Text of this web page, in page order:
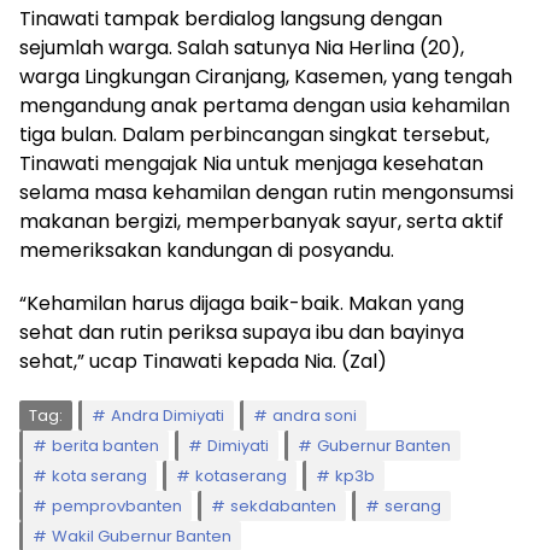
Tinawati tampak berdialog langsung dengan
sejumlah warga. Salah satunya Nia Herlina (20),
warga Lingkungan Ciranjang, Kasemen, yang tengah
mengandung anak pertama dengan usia kehamilan
tiga bulan. Dalam perbincangan singkat tersebut,
Tinawati mengajak Nia untuk menjaga kesehatan
selama masa kehamilan dengan rutin mengonsumsi
makanan bergizi, memperbanyak sayur, serta aktif
memeriksakan kandungan di posyandu.
“Kehamilan harus dijaga baik-baik. Makan yang
sehat dan rutin periksa supaya ibu dan bayinya
sehat,” ucap Tinawati kepada Nia. (Zal)
Tag: Andra Dimiyati
andra soni
berita banten
Dimiyati
Gubernur Banten
kota serang
kotaserang
kp3b
pemprovbanten
sekdabanten
serang
Wakil Gubernur Banten